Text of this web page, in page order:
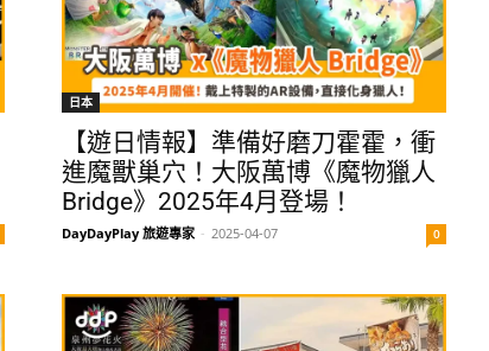
日本
【遊日情報】準備好磨刀霍霍，衝
進魔獸巢穴！大阪萬博《魔物獵人
Bridge》2025年4月登場！
DayDayPlay 旅遊專家 - 2025-04-07 0